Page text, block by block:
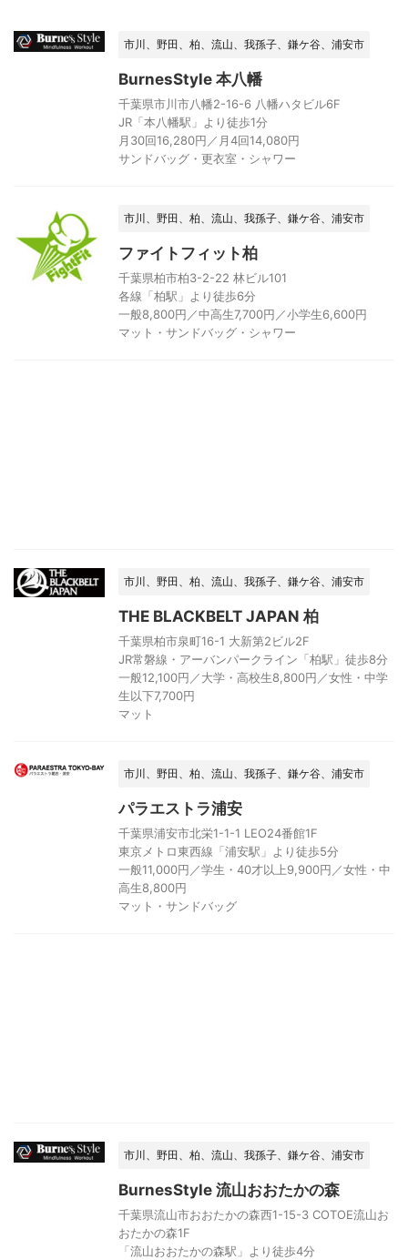
市川、野田、柏、流山、我孫子、鎌ケ谷、浦安市
BurnesStyle 本八幡
千葉県市川市八幡2-16-6 八幡ハタビル6F
JR「本八幡駅」より徒歩1分
月30回16,280円／月4回14,080円
サンドバッグ・更衣室・シャワー
市川、野田、柏、流山、我孫子、鎌ケ谷、浦安市
ファイトフィット柏
千葉県柏市柏3-2-22 林ビル101
各線「柏駅」より徒歩6分
一般8,800円／中高生7,700円／小学生6,600円
マット・サンドバッグ・シャワー
市川、野田、柏、流山、我孫子、鎌ケ谷、浦安市
THE BLACKBELT JAPAN 柏
千葉県柏市泉町16-1 大新第2ビル2F
JR常磐線・アーバンパークライン「柏駅」徒歩8分
一般12,100円／大学・高校生8,800円／女性・中学
生以下7,700円
マット
市川、野田、柏、流山、我孫子、鎌ケ谷、浦安市
パラエストラ浦安
千葉県浦安市北栄1-1-1 LEO24番館1F
東京メトロ東西線「浦安駅」より徒歩5分
一般11,000円／学生・40才以上9,900円／女性・中
高生8,800円
マット・サンドバッグ
市川、野田、柏、流山、我孫子、鎌ケ谷、浦安市
BurnesStyle 流山おおたかの森
千葉県流山市おおたかの森西1-15-3 COTOE流山お
おたかの森1F
「流山おおたかの森駅」より徒歩4分